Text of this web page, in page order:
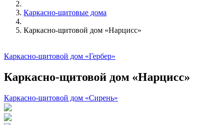
Каркасно-щитовые дома
Каркасно-щитовой дом «Нарцисс»
Каркасно-щитовой дом «Гербер»
Каркасно-щитовой дом «Нарцисс»
Каркасно-щитовой дом «Сирень»